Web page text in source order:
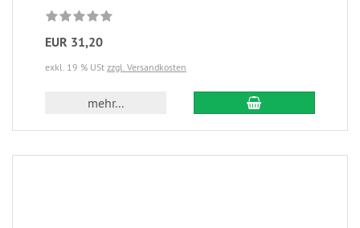
EUR 31,20
exkl. 19 % USt zzgl. Versandkosten
mehr...